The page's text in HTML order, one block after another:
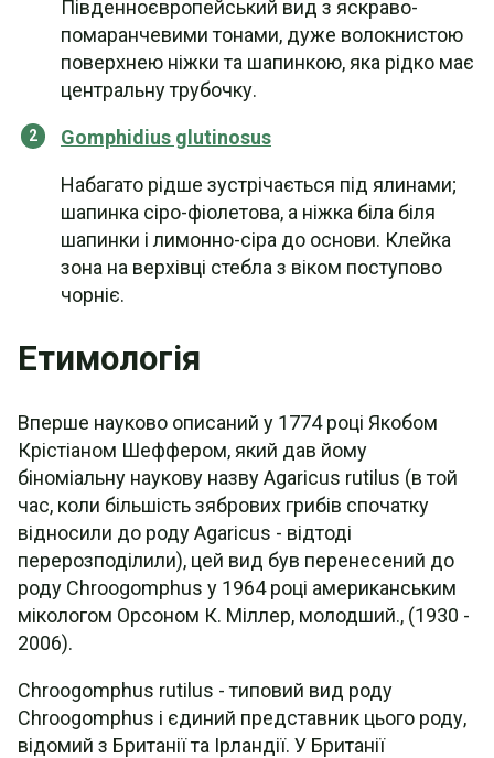
Південноєвропейський вид з яскраво-
помаранчевими тонами, дуже волокнистою
поверхнею ніжки та шапинкою, яка рідко має
центральну трубочку.
Gomphidius glutinosus
Набагато рідше зустрічається під ялинами;
шапинка сіро-фіолетова, а ніжка біла біля
шапинки і лимонно-сіра до основи. Клейка
зона на верхівці стебла з віком поступово
чорніє.
Етимологія
Вперше науково описаний у 1774 році Якобом
Крістіаном Шеффером, який дав йому
біноміальну наукову назву Agaricus rutilus (в той
час, коли більшість зябрових грибів спочатку
відносили до роду Agaricus - відтоді
перерозподілили), цей вид був перенесений до
роду Chroogomphus у 1964 році американським
мікологом Орсоном К. Міллер, молодший., (1930 -
2006).
Chroogomphus rutilus - типовий вид роду
Chroogomphus і єдиний представник цього роду,
відомий з Британії та Ірландії. У Британії